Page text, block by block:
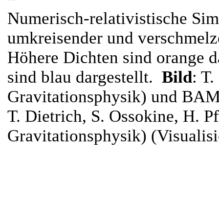
Numerisch-relativistische
umkreisender und
Höhere Dichten sind orange
sind blau dargestellt. Bild:
Gravitationsphysik) und
T. Dietrich, S. Ossokine, H.
Gravitationsphysik)